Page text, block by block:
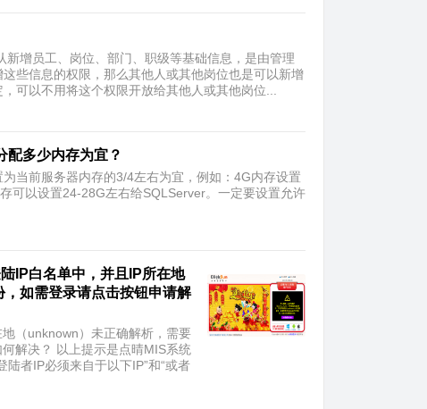
增员工、岗位、部门、职级等基础信息，是由管理
些信息的权限，那么其他人或其他岗位也是可以新增
可以不用将这个权限开放给其他人或其他岗位...
配多少内存为宜？
当前服务器内存的3/4左右为宜，例如：4G内存设置
可以设置24-28G左右给SQLServer。一定要设置允许
IP白名单中，并且IP所在地
如需登录请点击按钮申请解
（unknown）未正确解析，需要
解决？ 以上提示是点晴MIS系统
者IP必须来自于以下IP”和“或者